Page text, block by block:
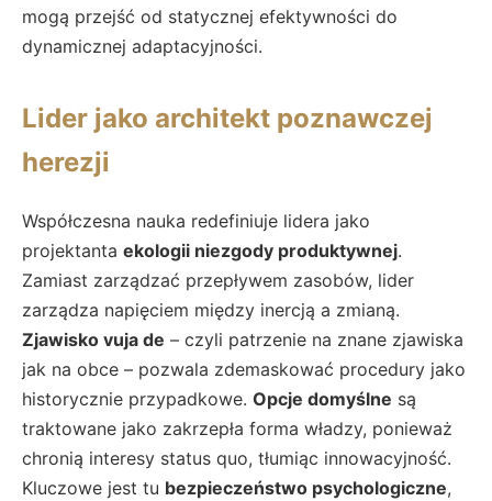
mogą przejść od statycznej efektywności do
dynamicznej adaptacyjności.
Lider jako architekt poznawczej
herezji
Współczesna nauka redefiniuje lidera jako
projektanta ekologii niezgody produktywnej.
Zamiast zarządzać przepływem zasobów, lider
zarządza napięciem między inercją a zmianą.
Zjawisko vuja de – czyli patrzenie na znane zjawiska
jak na obce – pozwala zdemaskować procedury jako
historycznie przypadkowe. Opcje domyślne są
traktowane jako zakrzepła forma władzy, ponieważ
chronią interesy status quo, tłumiąc innowacyjność.
Kluczowe jest tu bezpieczeństwo psychologiczne,